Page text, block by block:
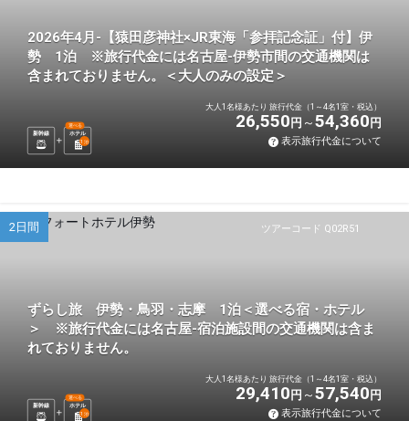
2026年4月-【猿田彦神社×JR東海「参拝記念証」付】伊
勢 1泊 ※旅行代金には名古屋-伊勢市間の交通機関は
含まれておりません。＜大人のみの設定＞
新幹線 ホテル
選べる
1 泊
大人1名様あたり 旅行代金（1～4名1室・税込）
26,550 円 54,360 円
表示旅行代金について
ツアーコード Q02R51
2日間
ずらし旅 伊勢・鳥羽・志摩 1泊＜選べる宿・ホテル
＞ ※旅行代金には名古屋-宿泊施設間の交通機関は含ま
れておりません。
新幹線 ホテル
選べる
1 泊
大人1名様あたり 旅行代金（1～4名1室・税込）
29,410 円 57,540 円
表示旅行代金について